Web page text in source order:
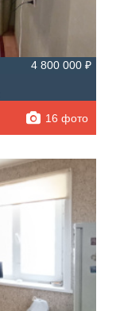
4 800 000 ₽
16 фото